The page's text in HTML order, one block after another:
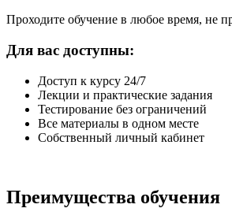
Проходите обучение в любое время, не
Для вас доступны:
Доступ к курсу 24/7
Лекции и практические задания
Тестирование без ограничений
Все материалы в одном месте
Собственный личный кабинет
Преимущества обучения